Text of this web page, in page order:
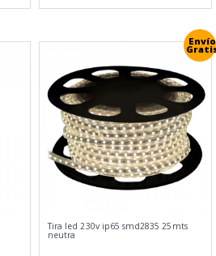
Envío
Tira led 230v ip65 smd2835 25mts
neutra